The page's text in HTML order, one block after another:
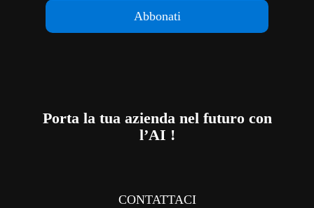
Abbonati
Porta la tua azienda nel futuro con
l’AI !
CONTATTACI